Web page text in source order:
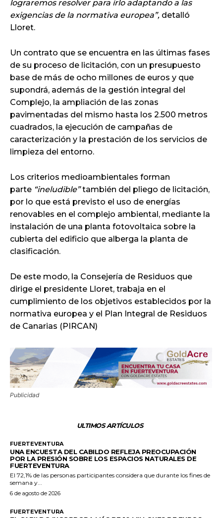
lograremos resolver para irlo adaptando a las
exigencias de la normativa europea”, detalló
Lloret.
Un contrato que se encuentra en las últimas fases
de su proceso de licitación, con un presupuesto
base de más de ocho millones de euros y que
supondrá, además de la gestión integral del
Complejo, la ampliación de las zonas
pavimentadas del mismo hasta los 2.500 metros
cuadrados, la ejecución de campañas de
caracterización y la prestación de los servicios de
limpieza del entorno.
Los criterios medioambientales forman
parte “ineludible”también del pliego de licitación,
por lo que está previsto el uso de energías
renovables en el complejo ambiental, mediante la
instalación de una planta fotovoltaica sobre la
cubierta del edificio que alberga la planta de
clasificación.
De este modo, la Consejería de Residuos que
dirige el presidente Lloret, trabaja en el
cumplimiento de los objetivos establecidos por la
normativa europea y el Plan Integral de Residuos
de Canarias (PIRCAN)
Publicidad
ULTIMOS ARTÍCULOS
FUERTEVENTURA
UNA ENCUESTA DEL CABILDO REFLEJA PREOCUPACIÓN
POR LA PRESIÓN SOBRE LOS ESPACIOS NATURALES DE
FUERTEVENTURA
El 72,1% de las personas participantes considera que durante los fines de
semana y...
6 de agosto de 2026
FUERTEVENTURA